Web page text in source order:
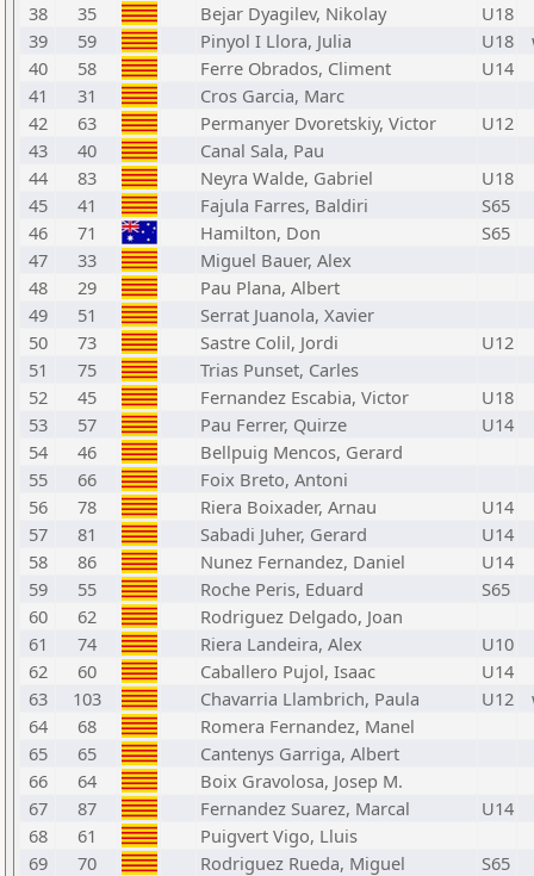
38
35 Bejar Dyagilev, Nikolay
U18
39
59 Pinyol I Llora, Julia U18
40
58 Ferre Obrados, Climent
U14
41
31
Cros Garcia, Marc
42
63 Permanyer Dvoretskiy, Victor
U12
43
40
Canal Sala, Pau
44
83 Neyra Walde, Gabriel
U18
45
41 Fajula Farres, Baldiri
S65
46
71 Hamilton, Don
S65
47
33
Miguel Bauer, Alex
48
29
Pau Plana, Albert
49
51
Serrat Juanola, Xavier
50
73 Sastre Colil, Jordi
U12
51
75
Trias Punset, Carles
52
45 Fernandez Escabia, Victor
U18
53
57 Pau Ferrer, Quirze
U14
54
46
Bellpuig Mencos, Gerard
55
66
Foix Breto, Antoni
56
78 Riera Boixader, Arnau
U14
57
81 Sabadi Juher, Gerard
U14
58
86 Nunez Fernandez, Daniel
U14
59
55 Roche Peris, Eduard
S65
60
62
Rodriguez Delgado, Joan
61
74 Riera Landeira, Alex
U10
62
60 Caballero Pujol, Isaac
U14
63
103 Chavarria Llambrich, Paula U12
64
68
Romera Fernandez, Manel
65
65
Cantenys Garriga, Albert
66
64
Boix Gravolosa, Josep M.
67
87 Fernandez Suarez, Marcal
U14
68
61
Puigvert Vigo, Lluis
69
70 Rodriguez Rueda, Miguel
S65